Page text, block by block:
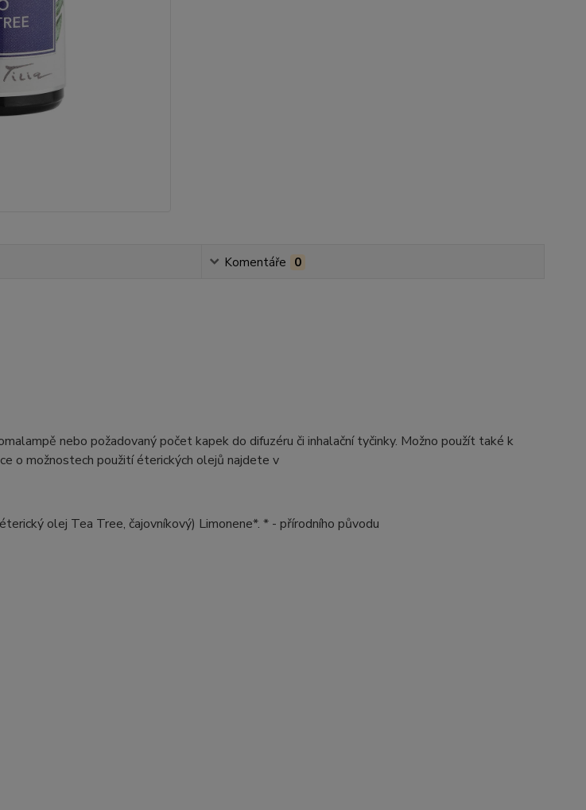
Komentáře 0
nebo požadovaný počet kapek do difuzéru či inhalační tyčinky. Možno použít také k
o možnostech použití éterických olejů najdete v
olej Tea Tree, čajovníkový) Limonene*. * - přírodního původu